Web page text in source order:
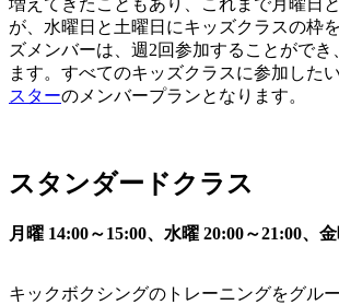
が、水曜日と土曜日にキッズクラスの枠
ズメンバーは、週2回参加することができ
ます。すべてのキッズクラスに参加したい
スターのメンバープランとなります。
スタンダードクラス
月曜 14:00～15:00、水曜 20:00～21:00、
キックボクシングのトレーニングをグル